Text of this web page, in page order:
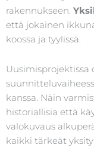
rakennukseen.
että jokainen
koossa ja tyylissä.
Uusimisprojektissa
kanssa. Näin
historiallisia että
valokuvaus
kaikki tärkeät